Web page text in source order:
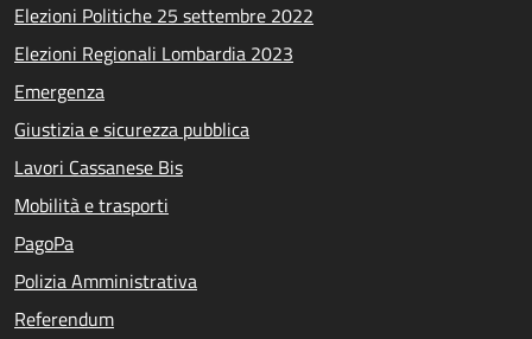
Elezioni Politiche 25 settembre 2022
Elezioni Regionali Lombardia 2023
Emergenza
Giustizia e sicurezza pubblica
Lavori Cassanese Bis
Mobilità e trasporti
PagoPa
Polizia Amministrativa
Referendum